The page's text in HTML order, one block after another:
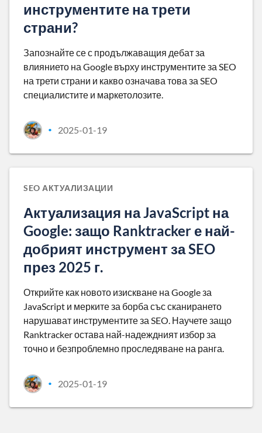
инструментите на трети
страни?
Запознайте се с продължаващия дебат за
влиянието на Google върху инструментите за SEO
на трети страни и какво означава това за SEO
специалистите и маркетолозите.
• 2025-01-19
SEO АКТУАЛИЗАЦИИ
Актуализация на JavaScript на
Google: защо Ranktracker е най-
добрият инструмент за SEO
през 2025 г.
Открийте как новото изискване на Google за
JavaScript и мерките за борба със сканирането
нарушават инструментите за SEO. Научете защо
Ranktracker остава най-надеждният избор за
точно и безпроблемно проследяване на ранга.
• 2025-01-19